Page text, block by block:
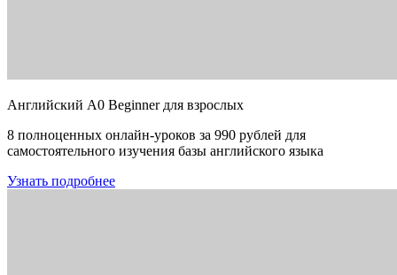
Английский A0 Beginner для взрослых
8 полноценных онлайн-уроков за 990 рублей для
самостоятельного изучения базы английского языка
Узнать подробнее